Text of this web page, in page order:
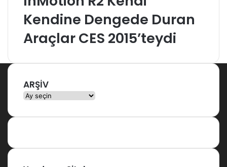
Kendine Dengede Duran
Araçlar CES 2015’teydi
ARŞİV
ARŞİV